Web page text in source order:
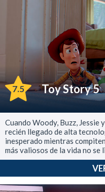
7.5 Toy Story 5
Cuando Woody, Buzz, Jessie
recién llegado de alta
inesperado mientras
más valiosos de la vida no se